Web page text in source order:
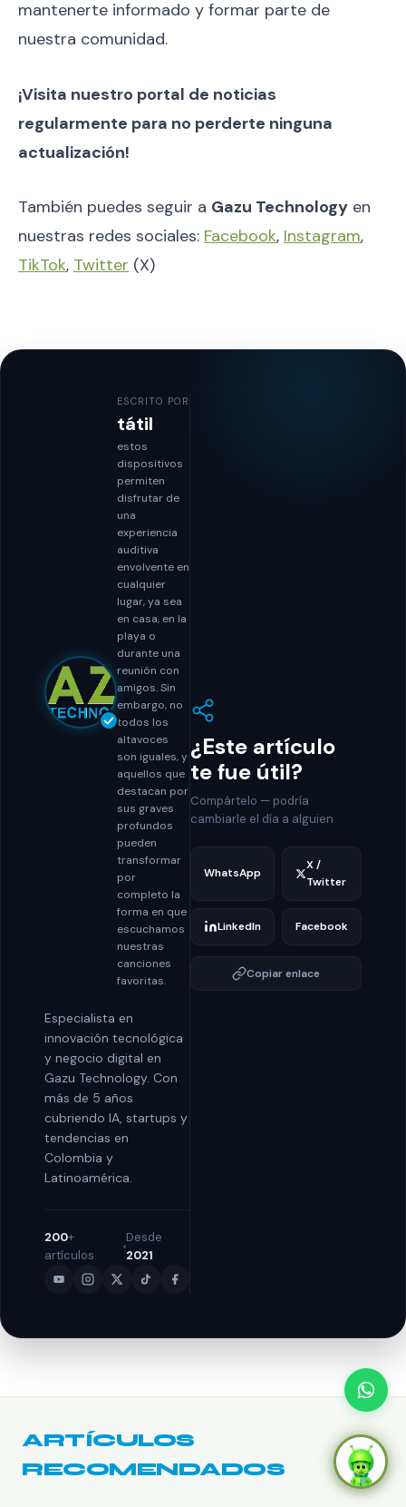
mantenerte informado y formar parte de
nuestra comunidad.
¡Visita nuestro portal de noticias
regularmente para no perderte ninguna
actualización!
También puedes seguir a Gazu Technology en
nuestras redes sociales: Facebook, Instagram,
TikTok, Twitter (X)
ESCRITO POR
tátil
estos
dispositivos
permiten
disfrutar de
una
experiencia
auditiva
envolvente en
cualquier
lugar, ya sea
en casa, en la
playa o
durante una
reunión con
amigos. Sin
embargo, no
todos los
altavoces
son iguales, y
aquellos que
destacan por
sus graves
profundos
pueden
transformar
por
completo la
forma en que
escuchamos
nuestras
canciones
favoritas.
Especialista en
innovación tecnológica
y negocio digital en
Gazu Technology. Con
más de 5 años
cubriendo IA, startups y
tendencias en
Colombia y
Latinoamérica.
200+
artículos
Desde
2021
¿Este artículo
te fue útil?
Compártelo — podría
cambiarle el día a alguien
WhatsApp
X /
Twitter
LinkedIn Facebook
Copiar enlace
ARTÍCULOS
RECOMENDADOS